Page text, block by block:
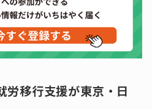
労移行支援が東京・日